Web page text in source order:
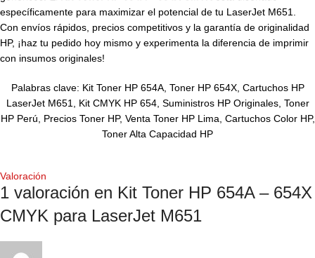
específicamente para maximizar el potencial de tu LaserJet M651.
Con envíos rápidos, precios competitivos y la garantía de originalidad
HP, ¡haz tu pedido hoy mismo y experimenta la diferencia de imprimir
con insumos originales!
Palabras clave: Kit Toner HP 654A, Toner HP 654X, Cartuchos HP
LaserJet M651, Kit CMYK HP 654, Suministros HP Originales, Toner
HP Perú, Precios Toner HP, Venta Toner HP Lima, Cartuchos Color HP,
Toner Alta Capacidad HP
Valoración
1 valoración en Kit Toner HP 654A – 654X
CMYK para LaserJet M651